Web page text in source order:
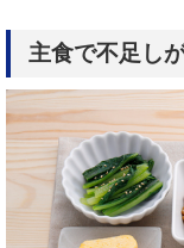
主食で不足し